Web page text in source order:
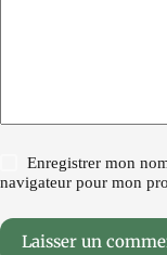
Enregistrer mon
navigateur pour mon
Laisser un